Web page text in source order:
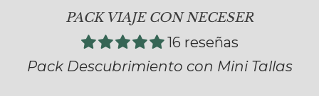
PACK VIAJE CON NECESER
16 reseñas
Pack Descubrimiento con Mini Tallas